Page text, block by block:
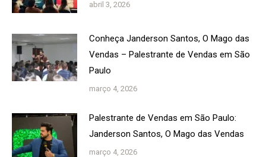
abril 3, 2026
Conheça Janderson Santos, O Mago das
Vendas – Palestrante de Vendas em São
Paulo
março 4, 2026
Palestrante de Vendas em São Paulo:
Janderson Santos, O Mago das Vendas
março 4, 2026